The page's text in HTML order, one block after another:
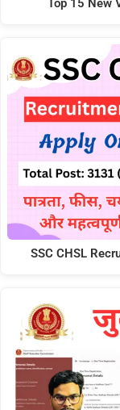
Top 15 New
SSC CHSL